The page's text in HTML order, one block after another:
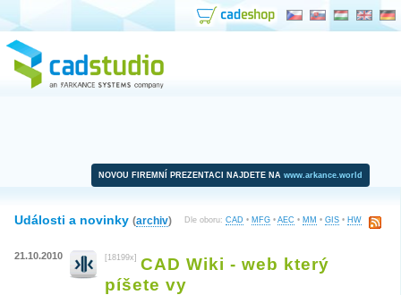
NOVOU FIREMNÍ PREZENTACI NAJDETE NA www.arkance.world
Dle oboru: CAD • MFG • AEC • MM • GIS • HW
Události a novinky (archiv)
21.10.2010 [18199x] CAD Wiki - web který
píšete vy